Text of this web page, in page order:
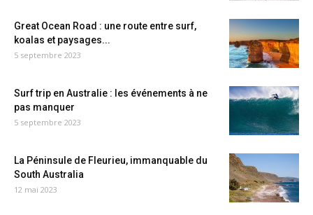
Great Ocean Road : une route entre surf,
koalas et paysages...
5 septembre 2023
Surf trip en Australie : les événements à ne
pas manquer
5 septembre 2023
La Péninsule de Fleurieu, immanquable du
South Australia
12 mai 2023